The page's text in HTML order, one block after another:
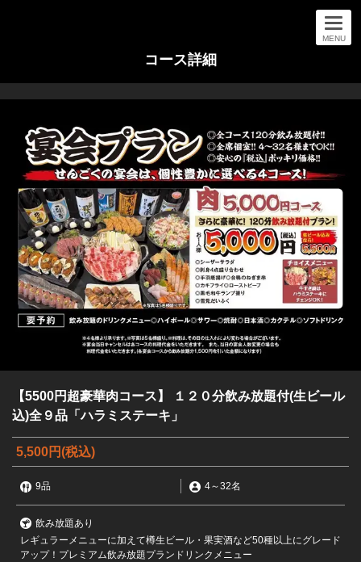
MENU
コース詳細
【5500円超豪華肉コース】 １２０分飲み放題付(生ビール
込)全９品「ハラミステーキ」
5,500円(税込)
9品 4～32名
飲み放題あり
レギュラーメニューに加えて樽生ビール・果実酒など50種以上にグレード
アップ！プレミアム飲み放題プランドリンクメニュー